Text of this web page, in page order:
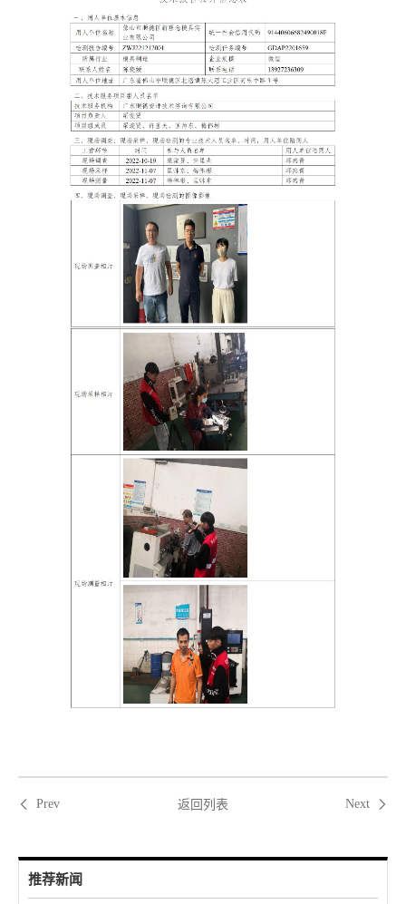
Prev 返回列表 Next
推荐新闻